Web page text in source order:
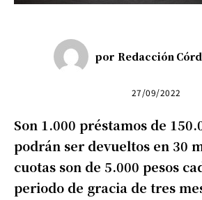
por Redacción
27/09/2022
Son 1.000 préstamos de
podrán ser devueltos en 30
cuotas son de 5.000 pesos
periodo de gracia de tres